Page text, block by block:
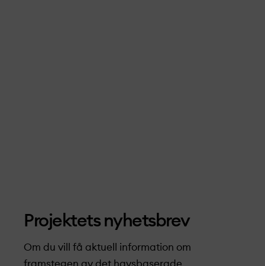
Projekt­ets nyhetsbrev
Om du vill få aktuell information om
framstegen av det havsbaserade